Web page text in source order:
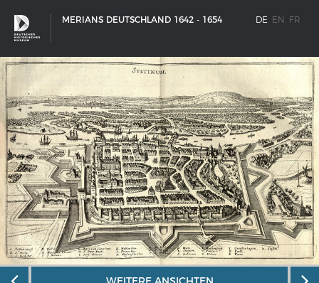
MERIANS DEUTSCHLAND 1642 - 1654 DE EN FR